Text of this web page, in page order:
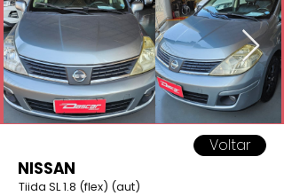
Voltar
NISSAN
Tiida SL 1.8 (flex) (aut)